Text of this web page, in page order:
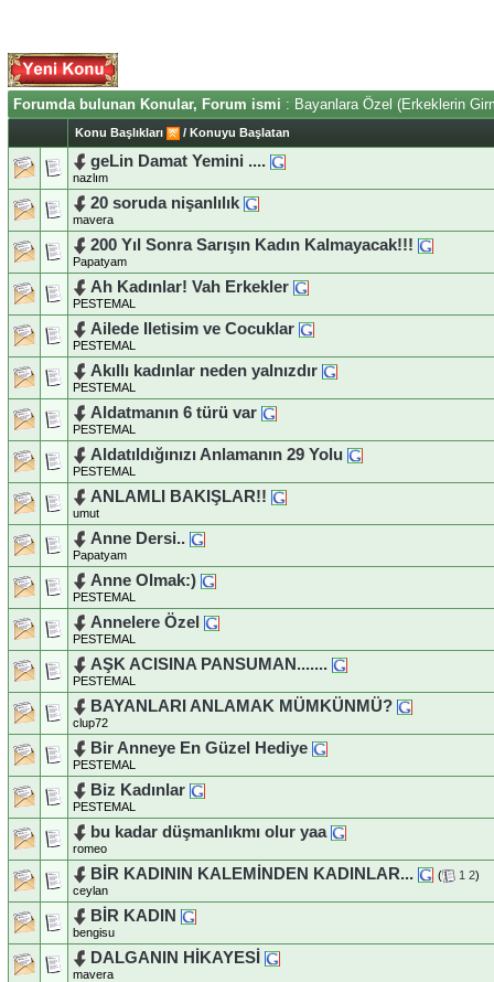
Forumda bulunan Konular, Forum ismi : Bayanlara Özel (Erkeklerin
Konu Başlıkları / Konuyu Başlatan
geLin Damat Yemini ....
nazlım
20 soruda nişanlılık
mavera
200 Yıl Sonra Sarışın Kadın Kalmayacak!!!
Papatyam
Ah Kadınlar! Vah Erkekler
PESTEMAL
Ailede Iletisim ve Cocuklar
PESTEMAL
Akıllı kadınlar neden yalnızdır
PESTEMAL
Aldatmanın 6 türü var
PESTEMAL
Aldatıldığınızı Anlamanın 29 Yolu
PESTEMAL
ANLAMLI BAKIŞLAR!!
umut
Anne Dersi..
Papatyam
Anne Olmak:)
PESTEMAL
Annelere Özel
PESTEMAL
AŞK ACISINA PANSUMAN.......
PESTEMAL
BAYANLARI ANLAMAK MÜMKÜNMÜ?
clup72
Bir Anneye En Güzel Hediye
PESTEMAL
Biz Kadınlar
PESTEMAL
bu kadar düşmanlıkmı olur yaa
romeo
BİR KADININ KALEMİNDEN KADINLAR... ( 1 2)
ceylan
BİR KADIN
bengisu
DALGANIN HİKAYESİ
mavera